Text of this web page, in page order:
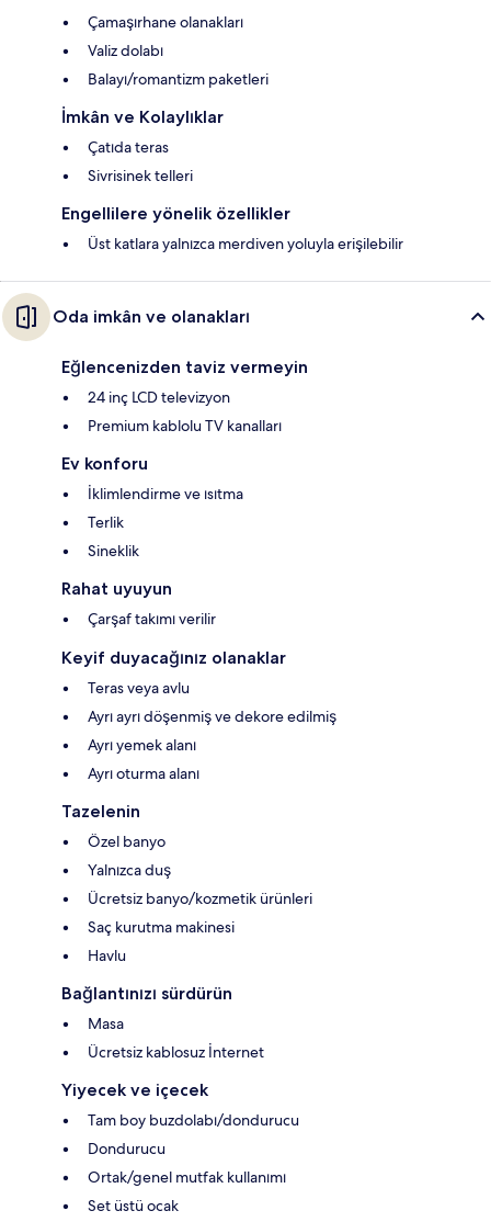
Çamaşırhane olanakları
Valiz dolabı
Balayı/romantizm paketleri
İmkân ve Kolaylıklar
Çatıda teras
Sivrisinek telleri
Engellilere yönelik özellikler
Üst katlara yalnızca merdiven yoluyla erişilebilir
Oda imkân ve olanakları
Eğlencenizden taviz vermeyin
24 inç LCD televizyon
Premium kablolu TV kanalları
Ev konforu
İklimlendirme ve ısıtma
Terlik
Sineklik
Rahat uyuyun
Çarşaf takımı verilir
Keyif duyacağınız olanaklar
Teras veya avlu
Ayrı ayrı döşenmiş ve dekore edilmiş
Ayrı yemek alanı
Ayrı oturma alanı
Tazelenin
Özel banyo
Yalnızca duş
Ücretsiz banyo/kozmetik ürünleri
Saç kurutma makinesi
Havlu
Bağlantınızı sürdürün
Masa
Ücretsiz kablosuz İnternet
Yiyecek ve içecek
Tam boy buzdolabı/dondurucu
Dondurucu
Ortak/genel mutfak kullanımı
Set üstü ocak